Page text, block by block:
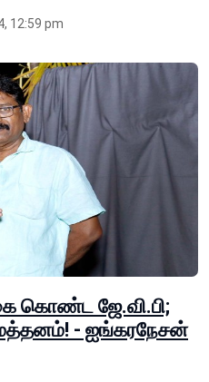
12:59 pm
கொண்ட ஜே.வி.பி;
- ஐங்கரநேசன்